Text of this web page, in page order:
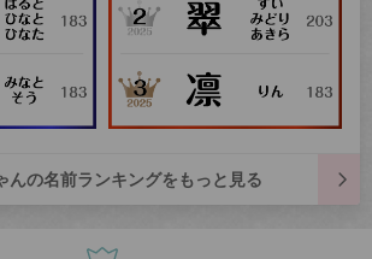
んの名前ランキングをもっと見る